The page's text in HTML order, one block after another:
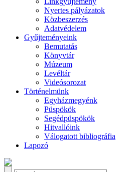
Nyertes pályázatok
Közbeszerzés
Adatvédelem
Gyűjteményeink
Bemutatás
Könyvtár
Múzeum
Levéltár
Videósorozat
Történelmünk
Egyházmegyénk
Püspökök
Segédpüspökök
Hitvallóink
Válogatott bibliográfia
Lapozó